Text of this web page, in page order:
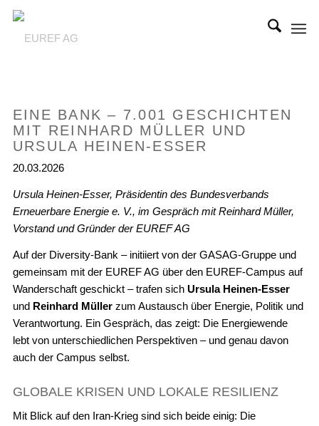
EINE BANK – 7.001 GESCHICHTEN
MIT REINHARD MÜLLER UND
URSULA HEINEN-ESSER
20.03.2026
Ursula Heinen-Esser, Präsidentin des Bundesverbands
Erneuerbare Energie e. V., im Gespräch mit Reinhard Müller,
Vorstand und Gründer der EUREF AG
Auf der Diversity-Bank – initiiert von der GASAG-Gruppe und
gemeinsam mit der EUREF AG über den EUREF-Campus auf
Wanderschaft geschickt – trafen sich Ursula Heinen-Esser
und Reinhard Müllerzum Austausch über Energie, Politik und
Verantwortung. Ein Gespräch, das zeigt: Die Energiewende
lebt von unterschiedlichen Perspektiven – und genau davon
auch der Campus selbst.
GLOBALE KRISEN UND LOKALE RESILIENZ
Mit Blick auf den Iran-Krieg sind sich beide einig: Die